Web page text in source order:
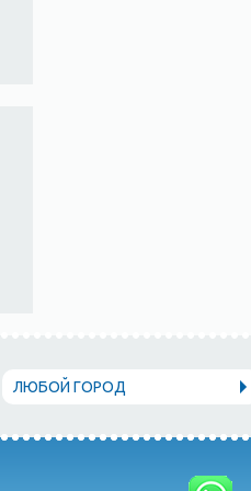
кафе с национальной
Рыбачьем можно
ЛЮБОЙ ГОРОД